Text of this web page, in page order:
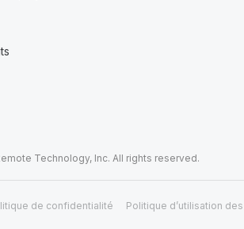
Technology, Inc. All rights reserved.
de confidentialité Politique d’utilisation